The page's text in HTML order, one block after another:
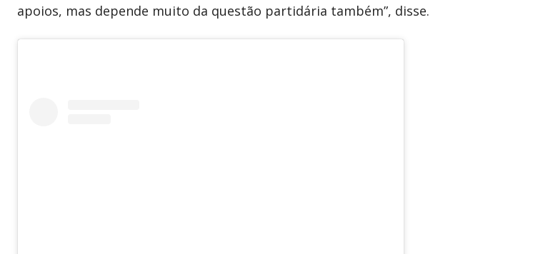
apoios, mas depende muito da questão partidária também”, disse.